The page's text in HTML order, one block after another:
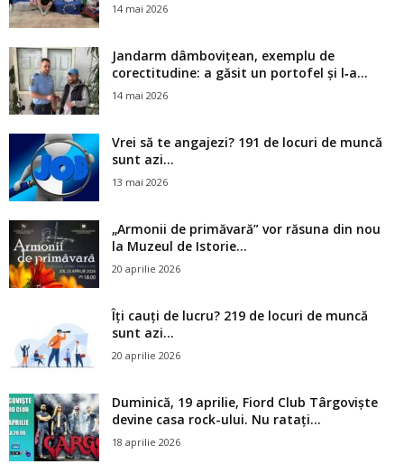
14 mai 2026
Jandarm dâmbovițean, exemplu de
corectitudine: a găsit un portofel și l‑a...
14 mai 2026
Vrei să te angajezi? 191 de locuri de muncă
sunt azi...
13 mai 2026
„Armonii de primăvară” vor răsuna din nou
la Muzeul de Istorie...
20 aprilie 2026
Îți cauți de lucru? 219 de locuri de muncă
sunt azi...
20 aprilie 2026
Duminică, 19 aprilie, Fiord Club Târgoviște
devine casa rock-ului. Nu ratați...
18 aprilie 2026